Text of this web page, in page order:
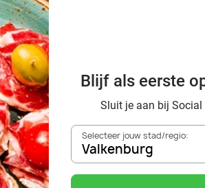
Blijf als eerste
Sluit je aan bij Social
Selecteer jouw stad/regio:
Valkenburg